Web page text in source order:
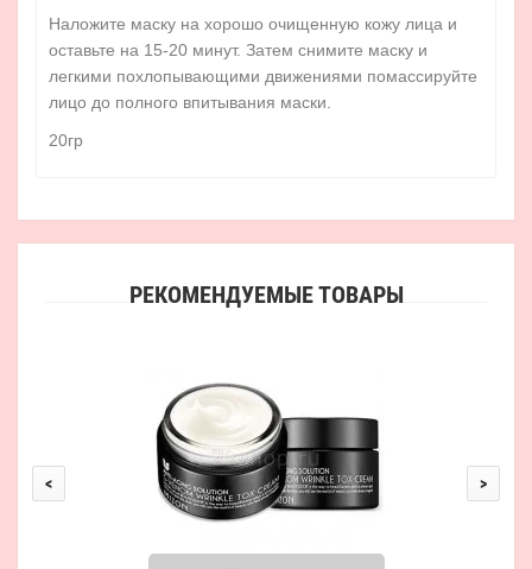
Наложите маску на хорошо очищенную кожу лица и
оставьте на 15-20 минут. Затем снимите маску и
легкими похлопывающими движениями помассируйте
лицо до полного впитывания маски.
20гр
РЕКОМЕНДУЕМЫЕ ТОВАРЫ
< >